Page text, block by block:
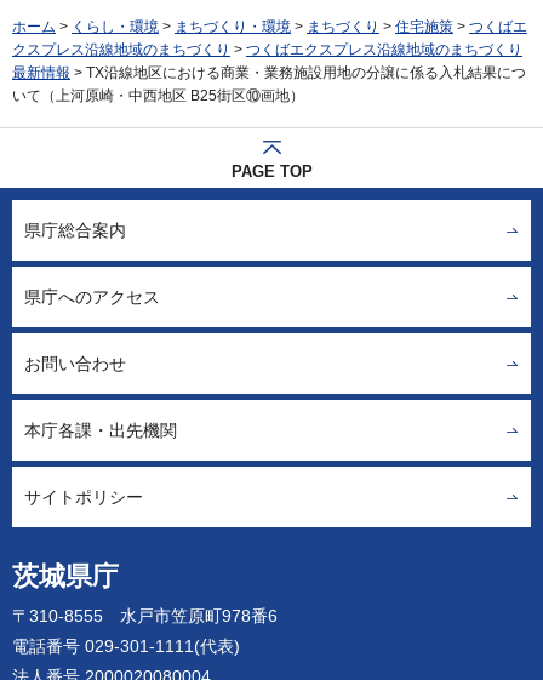
ホーム > くらし・環境 > まちづくり・環境 > まちづくり > 住宅施策 > つくばエ
クスプレス沿線地域のまちづくり > つくばエクスプレス沿線地域のまちづくり
最新情報 > TX沿線地区における商業・業務施設用地の分譲に係る入札結果につ
いて（上河原崎・中西地区 B25街区⑩画地）
PAGE TOP
茨城県庁
〒310-8555 水戸市笠原町978番6
電話番号 029-301-1111(代表)
法人番号 2000020080004
県庁総合案内
県庁へのアクセス
お問い合わせ
本庁各課・出先機関
サイトポリシー